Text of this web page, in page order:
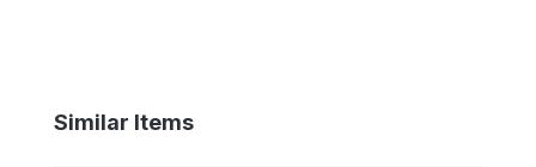
Produktgalerie überspringen
Similar Items